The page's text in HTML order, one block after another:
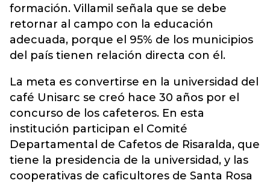
formación. Villamil señala que se debe
retornar al campo con la educación
adecuada, porque el 95% de los municipios
del país tienen relación directa con él.
La meta es convertirse en la universidad del
café Unisarc se creó hace 30 años por el
concurso de los cafeteros. En esta
institución participan el Comité
Departamental de Cafetos de Risaralda, que
tiene la presidencia de la universidad, y las
cooperativas de caficultores de Santa Rosa